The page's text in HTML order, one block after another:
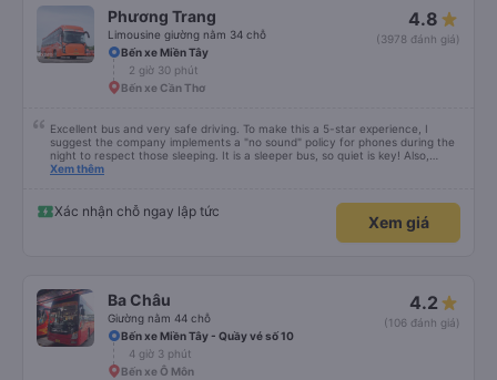
Phương Trang
Limousine giường nằm 34 chỗ
4.8
(3978 đánh giá)
Bến xe Miền Tây
2 giờ 30 phút
Bến xe Cần Thơ
Excellent bus and very safe driving. To make this a 5-star experience, I
suggest the company implements a "no sound" policy for phones during the
night to respect those sleeping. It is a sleeper bus, so quiet is key! Also,
please display the Wi-Fi password clearly inside the cabin for convenience. I
quy định rõ ràng về việc giữ im lặng (tắt âm thanh điện thoại) vào ban đêm
để tránh làm phiền hành khách khác ngủ. Ngoài ra, nhà xe nên dán sẵn mật
khẩu Wi-Fi trong xe để hành khách dễ dàng sử dụng. Tôi vẫn sẽ tiếp tục ủng
Xem thêm
Xác nhận chỗ ngay lập tức
Xem giá
Ba Châu
Giường nằm 44 chỗ
4.2
(106 đánh giá)
Bến xe Miền Tây - Quầy vé số 10
4 giờ 3 phút
Bến xe Ô Môn